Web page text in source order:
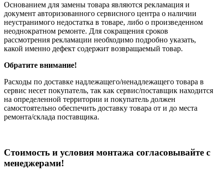
Основанием для замены товара являются рекламация и
документ авторизованного сервисного центра о наличии
неустранимого недостатка в товаре, либо о произведенном
неоднократном ремонте. Для сокращения сроков
рассмотрения рекламации необходимо подробно указать,
какой именно дефект содержит возвращаемый товар.
Обратите внимание!
Расходы по доставке надлежащего/ненадлежащего товара в
сервис несет покупатель, так как сервис/поставщик находится
на определенной территории и покупатель должен
самостоятельно обеспечить доставку товара от и до места
ремонта/склада поставщика.
Cтоимость и условия монтажа согласовывайте с
менеджерами!